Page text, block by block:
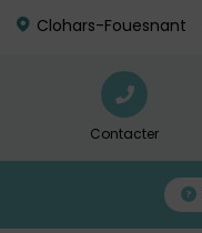
Clohars-Fouesnant
Contacter